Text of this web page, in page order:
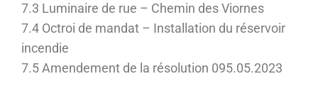
7.3 Luminaire de rue – Chemin des Viornes
7.4 Octroi de mandat – Installation du réservoir
incendie
7.5 Amendement de la résolution 095.05.2023